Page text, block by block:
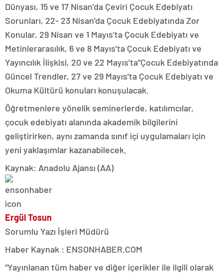
Dünyası, 15 ve 17 Nisan’da Çeviri Çocuk Edebiyatı
Sorunları, 22- 23 Nisan’da Çocuk Edebiyatında Zor
Konular, 29 Nisan ve 1 Mayıs’ta Çocuk Edebiyatı ve
Metinlerarasılık, 6 ve 8 Mayıs’ta Çocuk Edebiyatı ve
Yayıncılık İlişkisi, 20 ve 22 Mayıs’ta”Çocuk Edebiyatında
Güncel Trendler, 27 ve 29 Mayıs’ta Çocuk Edebiyatı ve
Okuma Kültürü konuları konuşulacak.
Öğretmenlere yönelik seminerlerde, katılımcılar,
çocuk edebiyatı alanında akademik bilgilerini
geliştirirken, aynı zamanda sınıf içi uygulamaları için
yeni yaklaşımlar kazanabilecek.
Kaynak: Anadolu Ajansı (AA)
Ergül Tosun
Sorumlu Yazı İşleri Müdürü
Haber Kaynak : ENSONHABER.COM
“Yayınlanan tüm haber ve diğer içerikler ile ilgili olarak